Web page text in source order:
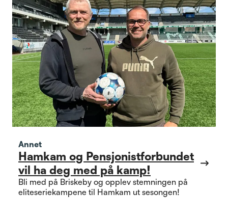
Annet
Hamkam og Pensjonistforbundet
vil ha deg med på kamp!
Bli med på Briskeby og opplev stemningen på
eliteseriekampene til Hamkam ut sesongen!